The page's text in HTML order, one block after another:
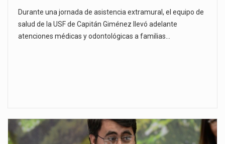
Durante una jornada de asistencia extramural, el equipo de
salud de la USF de Capitán Giménez llevó adelante
atenciones médicas y odontológicas a familias…